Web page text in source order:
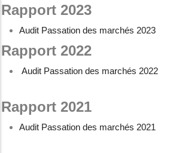
Rapport 2023
Audit Passation des marchés 2023
Rapport 2022
Audit Passation des marchés 2022
Rapport 2021
Audit Passation des marchés 2021